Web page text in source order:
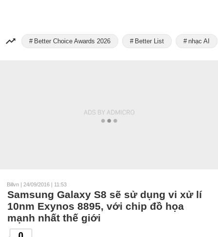
Better Choice Awards 2026 Better List nhạc AI
Billvn | 24/09/2016 | 11:53
Samsung Galaxy S8 sẽ sử dụng vi xử lí
10nm Exynos 8895, với chip đồ họa
mạnh nhất thế giới